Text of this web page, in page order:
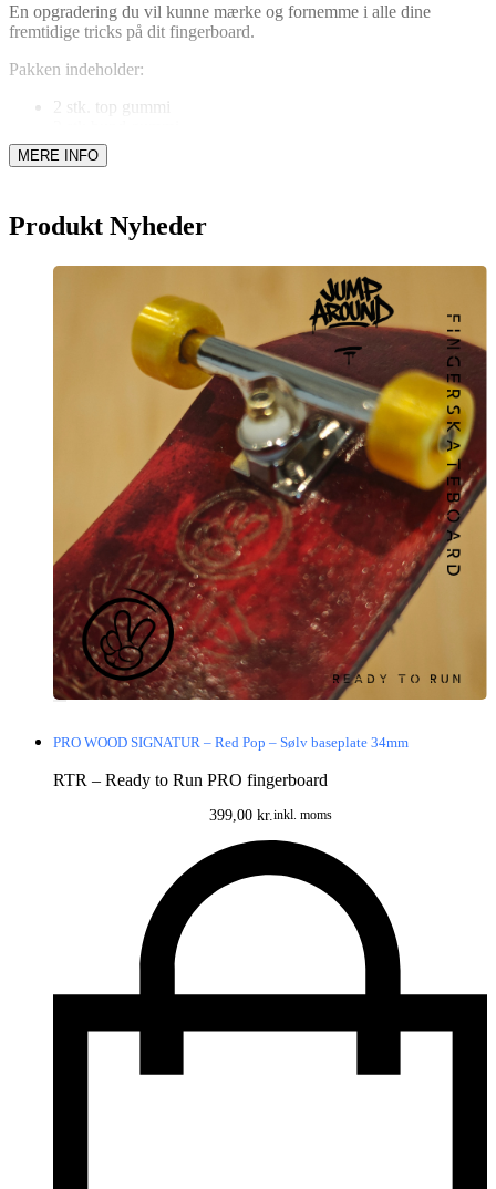
En opgradering du vil kunne mærke og fornemme i alle dine
fremtidige tricks på dit fingerboard.
Pakken indeholder:
2 stk. top gummi
BEMÆRK: (Lille variation i farvesamsætningen da hvert enkelt sæt
Produkt Nyheder
PRO WOOD SIGNATUR – Red Pop – Sølv baseplate 34mm
RTR – Ready to Run PRO fingerboard
399,00 kr. inkl. moms